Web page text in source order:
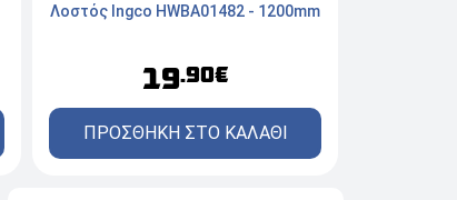
Λοστός Ingco HWBA01482 - 1200mm
19.90€
ΠΡΟΣΘΗΚΗ ΣΤΟ ΚΑΛΑΘΙ